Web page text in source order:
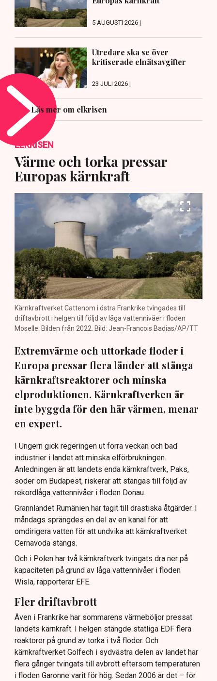
5 AUGUSTI 2026 |
Utredare ska se över
kritiserade elnätsavgifter
23 JULI 2026 |
Läs mer om elkrisen
ELKRISEN
Värme och torka pressar
Europas kärnkraft
Kärnkraftverket Cattenom i östra Frankrike tvingades till
driftavbrott i helgen till följd av låga vattennivåer i floden
Moselle. Bilden från 2022. Bild: Jean-Francois Badias/AP/TT
Extremvärme och uttorkade floder i
Europa pressar flera länder att stänga
kärnkraftsreaktorer och minska
elproduktionen. Kärnkraftverken är
inte byggda för den här värmen, menar
en expert.
I Ungern gick regeringen ut förra veckan och bad
industrier i landet att minska elförbrukningen.
Anledningen är att landets enda kärnkraftverk, Paks,
söder om Budapest, riskerar att stängas till följd av
rekordlåga vattennivåer i floden Donau.
Grannlandet Rumänien har tagit till drastiska åtgärder. I
måndags sprängdes en del av en kanal för att
omdirigera vatten för att undvika att kärnkraftverket
Cernavoda stängs.
Och i Polen har två kärnkraftverk tvingats dra ner på
kapaciteten på grund av låga vattennivåer i floden
Wisla, rapporterar EFE.
Fler driftavbrott
Även i Frankrike har sommarens värmeböljor pressat
landets kärnkraft. I helgen stängde statliga EDF flera
reaktorer på grund av torka i två floder. Och
kärnkraftverket Golfech i sydvästra delen av landet har
flera gånger tvingats till avbrott eftersom temperaturen
i floden Garonne varit för hög. Sedan 2006 är det – för